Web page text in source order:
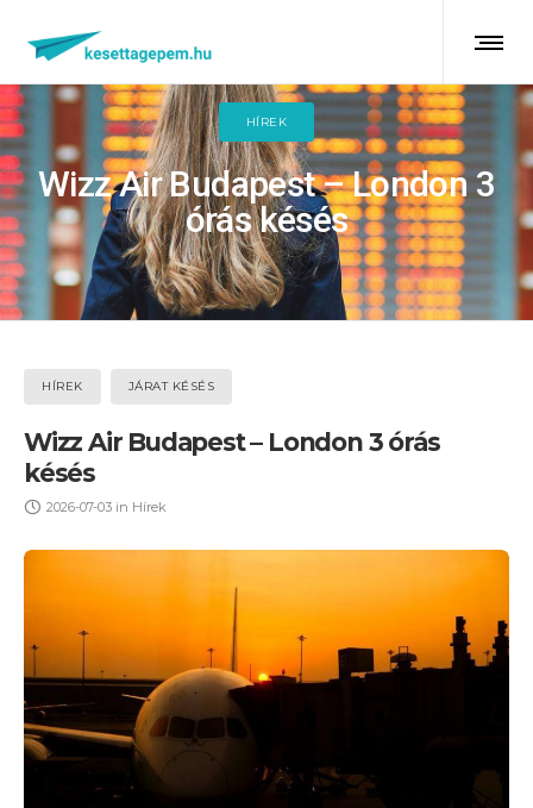
HÍREK
Wizz Air Budapest – London 3
órás késés
HÍREK JÁRAT KÉSÉS
Wizz Air Budapest – London 3 órás
késés
2026-07-03 in Hírek